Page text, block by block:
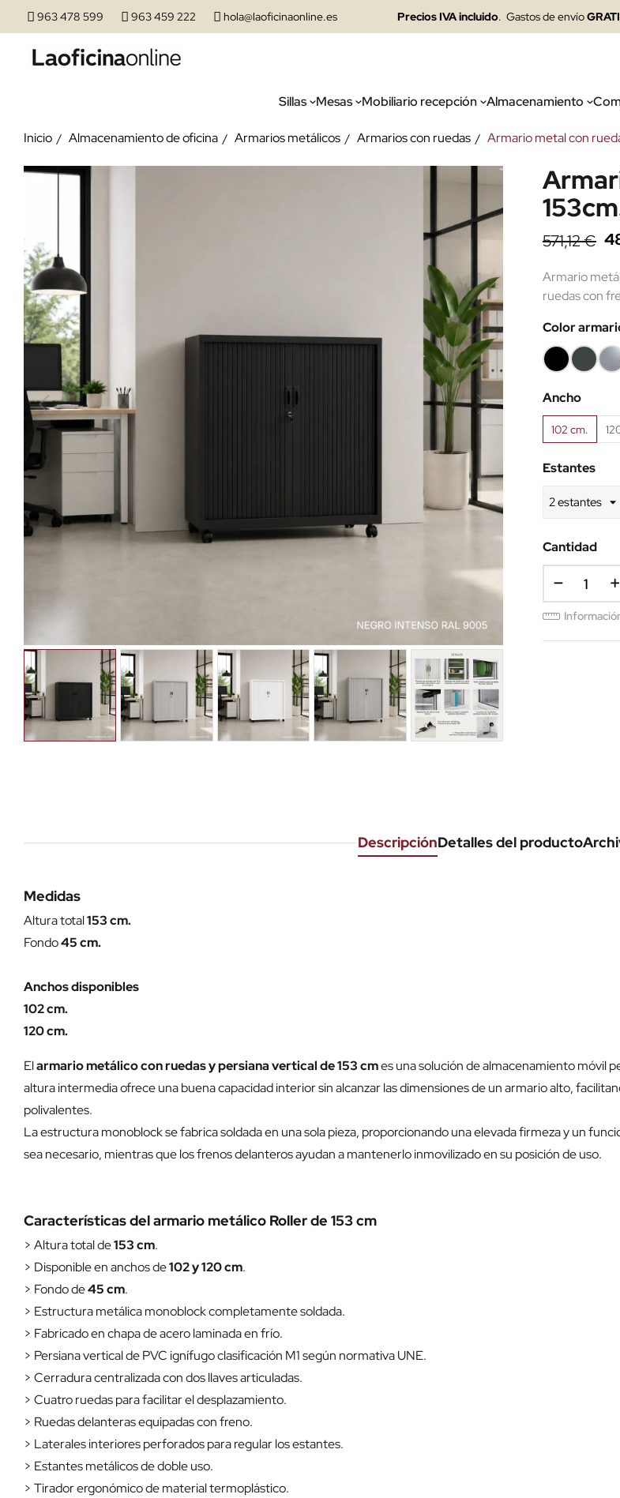
963 478 599 963 459 222 hola@laoficinaonline.es Precios IVA incluido. Gastos de envío
Sillas Mesas Mobiliario recepción Almacenamiento
Inicio Almacenamiento de oficina Armarios metálicos Armarios con ruedas Armario metal con
571,12 €
Armario
ruedas con
Color
Negro
RAL9005
Gris
grafito
RAL7016
Ancho
102 cm.
Estantes
Cantidad
DescripciónDetalles del producto
Medidas
Altura total153 cm.
Fondo45 cm.
Anchos disponibles
102 cm.
120 cm.
Elarmario metálico con ruedas y persiana vertical de 153 cmes una solución de almacenamiento móvil
altura intermedia ofrece una buena capacidad interior sin alcanzar las dimensiones de un armario alto,
polivalentes.
La estructura monoblock se fabrica soldada en una sola pieza, proporcionando una elevada firmeza y un
sea necesario, mientras que los frenos delanteros ayudan a mantenerlo inmovilizado en su posición de uso.
Características del armario metálico Roller de 153 cm
> Altura total de153 cm.
> Disponible en anchos de102 y 120 cm.
> Fondo de45 cm.
> Estructura metálica monoblock completamente soldada.
> Fabricado en chapa de acero laminada en frío.
> Persiana vertical de PVC ignífugo clasificación M1 según normativa UNE.
> Cerradura centralizada con dos llaves articuladas.
> Cuatro ruedas para facilitar el desplazamiento.
> Ruedas delanteras equipadas con freno.
> Laterales interiores perforados para regular los estantes.
> Estantes metálicos de doble uso.
> Tirador ergonómico de material termoplástico.